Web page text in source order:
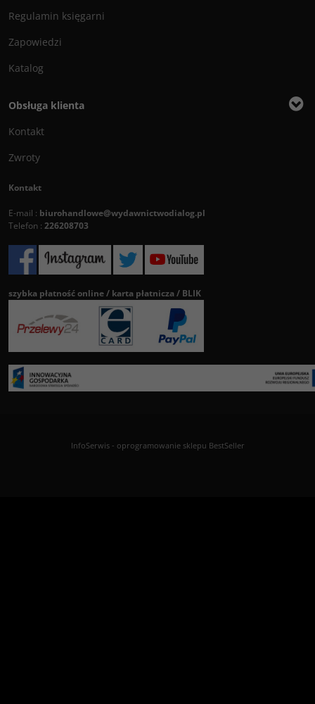
Regulamin księgarni
Zapowiedzi
Katalog
Obsługa klienta
Kontakt
Zwroty
Kontakt
E-mail : biurohandlowe@wydawnictwodialog.pl
Telefon : 226208703
szybka płatność online / karta płatnicza / BLIK
InfoSerwis- oprogramowanie sklepu BestSeller